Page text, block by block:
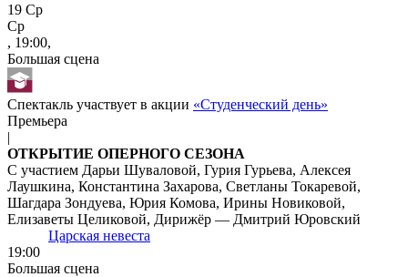
19 Ср
Ср
, 19:00,
Большая сцена
Спектакль участвует в акции «Студенческий день»
Премьера
|
ОТКРЫТИЕ ОПЕРНОГО СЕЗОНА
С участием Дарьи Шуваловой, Гурия Гурьева, Алексея
Лаушкина, Константина Захарова, Светланы Токаревой,
Шагдара Зондуева, Юрия Комова, Ирины Новиковой,
Елизаветы Целиковой, Дирижёр — Дмитрий Юровский
Царская невеста
19:00
Большая сцена